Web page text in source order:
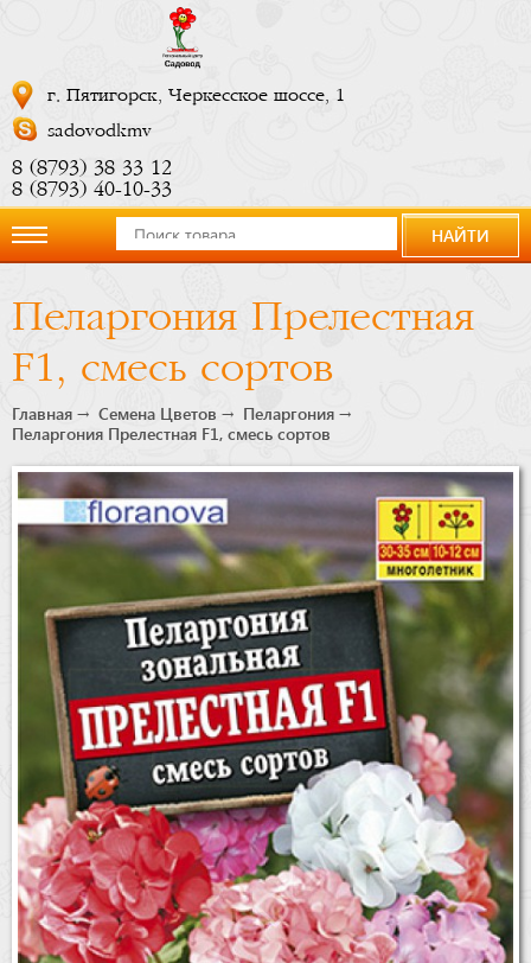
г. Пятигорск, Черкесское шоссе, 1
sadovodkmv
8 (8793) 38 33 12
8 (8793) 40-10-33
компании
Новости
Купить
сейчас
Доставка
Оптовикам
НАЙТИ
Пеларгония Прелестная
F1, смесь сортов
Главная Семена Цветов
Пеларгония
Пеларгония Прелестная F1, смесь сортов